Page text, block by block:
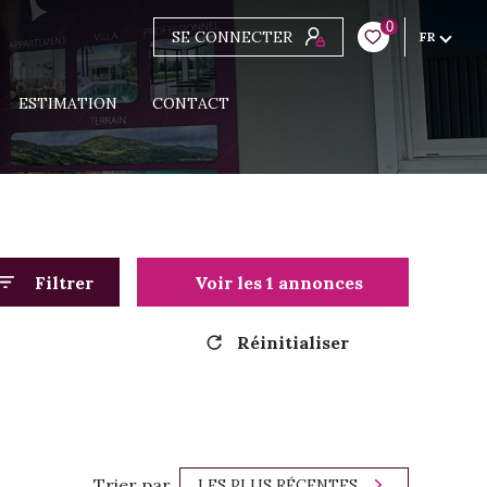
SE CONNECTER
0
FR
ESTIMATION CONTACT
Filtrer Voir les 1 annonces
Réinitialiser